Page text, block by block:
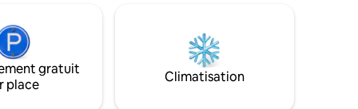
à
rendre
à
terrain de jeu et une marina pour kayak.
À proximité se trouve le Central Park, à
environ 10 minutes à pied. Vous pouvez
rejoindre la plage de la ville en
gratuit
place
Climatisation